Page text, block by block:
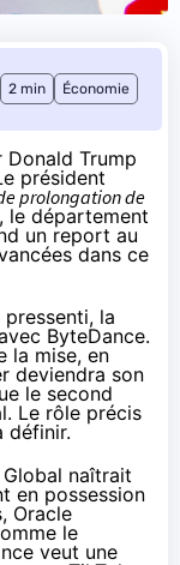
2 min Économie
Donald Trump
président
prolongation de
le département
un report au
dans ce
la
ByteDance.
la mise, en
deviendra son
le second
Le rôle précis
définir.
naîtrait
en possession
Oracle
le
veut une